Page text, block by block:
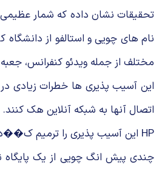
مختلف از جمله ویدئو كنفرانس، جعبه
اتصال آنها به شبكه آنلاین هك
HP این آسیب پذیری را ترمیم ك��ده.)
چندی پیش انگ چویی از یك پایگاه